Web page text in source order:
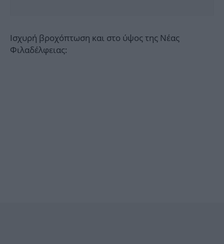
Ισχυρή βροχόπτωση και στο ύψος της Νέας
Φιλαδέλφειας: